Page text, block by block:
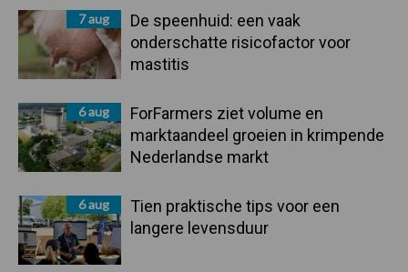
7 aug
De speenhuid: een vaak
onderschatte risicofactor voor
mastitis
6 aug
ForFarmers ziet volume en
marktaandeel groeien in krimpende
Nederlandse markt
6 aug
Tien praktische tips voor een
langere levensduur